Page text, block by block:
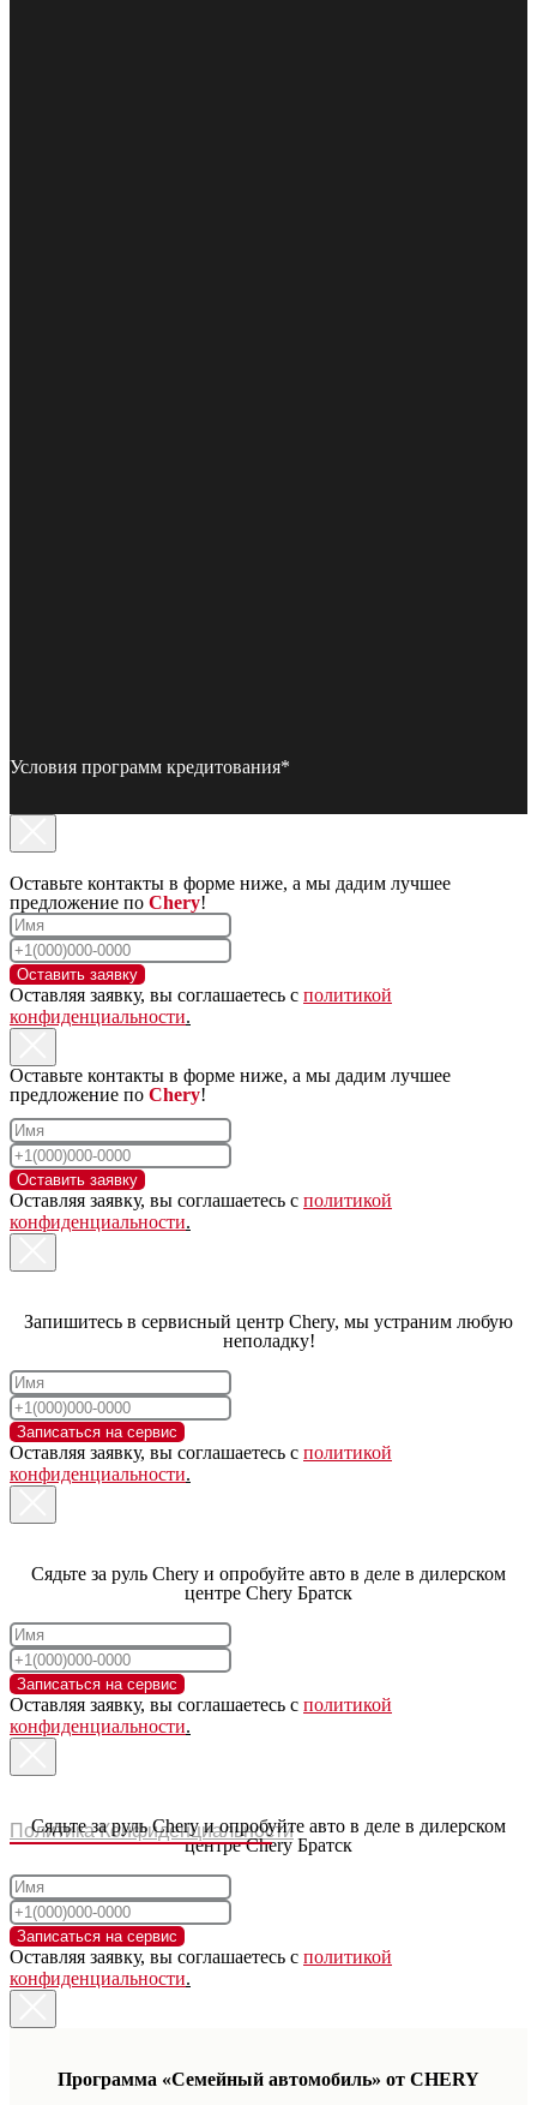
Политика Конфиденциальности
Условия программ кредитования*
Оставьте контакты в форме ниже, а мы дадим лучшее
предложение по Chery!
Оставить заявку
Оставляя заявку, вы соглашаетесь с политикой
конфиденциальности.
Оставьте контакты в форме ниже, а мы дадим лучшее
предложение по Chery!
Оставить заявку
Оставляя заявку, вы соглашаетесь с политикой
конфиденциальности.
Запишитесь в сервисный центр Chery, мы устраним любую
неполадку!
Записаться на сервис
Оставляя заявку, вы соглашаетесь с политикой
конфиденциальности.
Сядьте за руль Chery и опробуйте авто в деле в дилерском
центре Chery Братск
Записаться на сервис
Оставляя заявку, вы соглашаетесь с политикой
конфиденциальности.
Сядьте за руль Chery и опробуйте авто в деле в дилерском
центре Chery Братск
Записаться на сервис
Оставляя заявку, вы соглашаетесь с политикой
конфиденциальности.
Программа «Семейный автомобиль» от CHERY